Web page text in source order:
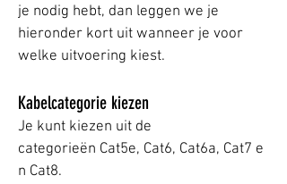
je nodig hebt, dan leggen we je
hieronder kort uit wanneer je voor
welke uitvoering kiest.
Kabelcategorie kiezen
Je kunt kiezen uit de
categorieën Cat5e, Cat6, Cat6a, Cat7 e
n Cat8.